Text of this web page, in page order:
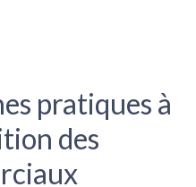
pratiques à
des